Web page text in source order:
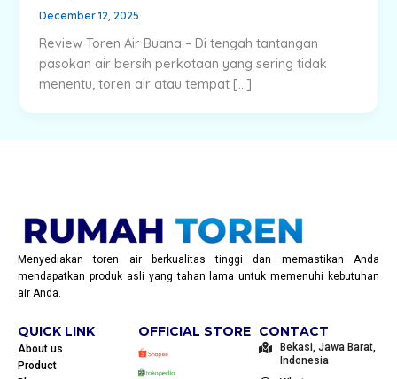
December 12, 2025
Review Toren Air Buana – Di tengah tantangan
pasokan air bersih perkotaan yang sering tidak
menentu, toren air atau tempat […]
Menyediakan toren air berkualitas tinggi dan memastikan Anda
mendapatkan produk asli yang tahan lama untuk memenuhi kebutuhan
air Anda.
QUICK LINK
About us
Product
OFFICIAL STORE CONTACT
Bekasi, Jawa Barat,
Indonesia